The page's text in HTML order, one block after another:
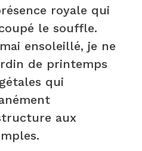
royale qui
le souffle.
ensoleillé, je ne
de printemps
qui
aux